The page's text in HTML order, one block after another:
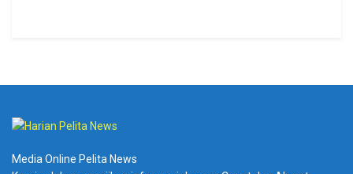
Media Online Pelita News